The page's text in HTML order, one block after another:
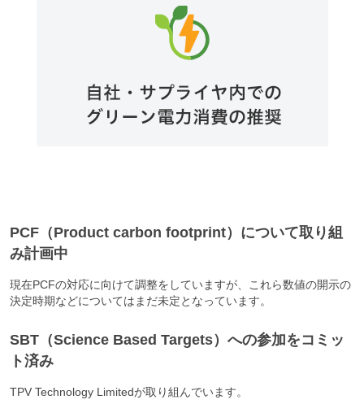
PCF（Product carbon footprint）について取り組
み計画中
現在PCFの対応に向けて調整をしていますが、これら数値の開示の
決定時期などについてはまだ未定となっています。
SBT（Science Based Targets）への参加をコミッ
ト済み
TPV Technology Limitedが取り組んでいます。